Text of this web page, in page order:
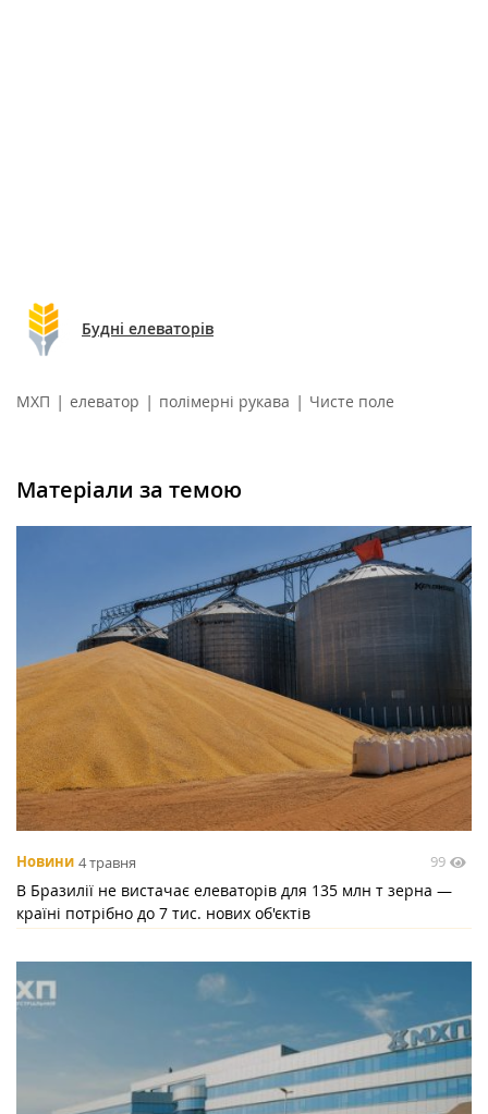
Будні елеваторів
МХП | елеватор | полімерні рукава | Чисте поле
Матеріали за темою
Новини 4 травня 99
В Бразилії не вистачає елеваторів для 135 млн т зерна —
країні потрібно до 7 тис. нових об'єктів